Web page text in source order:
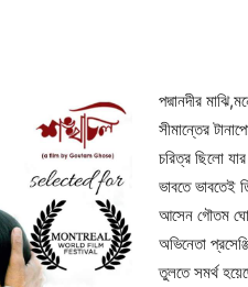
পদ্মানদীর
সীমান্তের
চরিত্র ছিলো
ভাবতে ভাবতেই
আসেন গৌতম
অভিনেতা
তুলতে সমর্থ